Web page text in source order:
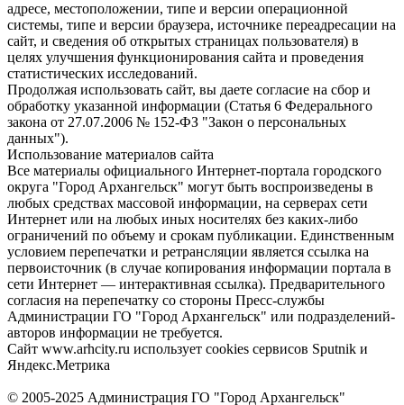
адресе, местоположении, типе и версии операционной
системы, типе и версии браузера, источнике переадресации на
сайт, и сведения об открытых страницах пользователя) в
целях улучшения функционирования сайта и проведения
статистических исследований.
Продолжая использовать сайт, вы даете согласие на сбор и
обработку указанной информации (Статья 6 Федерального
закона от 27.07.2006 № 152-ФЗ "Закон о персональных
данных").
Использование материалов сайта
Все материалы официального Интернет-портала городского
округа "Город Архангельск" могут быть воспроизведены в
любых средствах массовой информации, на серверах сети
Интернет или на любых иных носителях без каких-либо
ограничений по объему и срокам публикации. Единственным
условием перепечатки и ретрансляции является ссылка на
первоисточник (в случае копирования информации портала в
сети Интернет — интерактивная ссылка). Предварительного
согласия на перепечатку со стороны Пресс-службы
Администрации ГО "Город Архангельск" или подразделений-
авторов информации не требуется.
Сайт www.arhcity.ru использует cookies сервисов Sputnik и
Яндекс.Метрика
© 2005-2025 Администрация ГО "Город Архангельск"